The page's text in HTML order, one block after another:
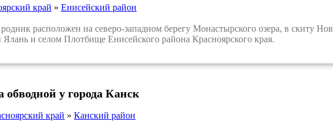
край » Енисейский район
расположен на северо-западном берегу Монастырского озера, в скиту
и селом Плотбище Енисейского района Красноярского края.
обводной у города Канск
край »Канский район